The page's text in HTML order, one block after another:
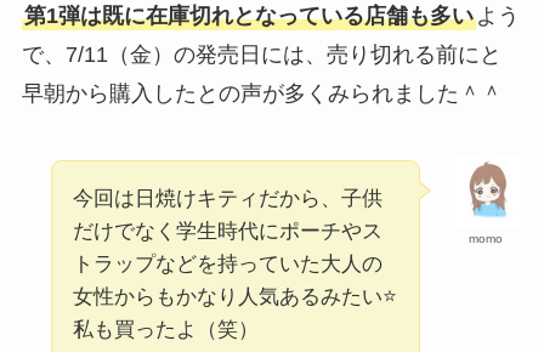
第1弾は既に在庫切れとなっている店舗も多いよう
で、7/11（金）の発売日には、売り切れる前にと
早朝から購入したとの声が多くみられました＾＾
momo
今回は日焼けキティだから、子供
だけでなく学生時代にポーチやス
トラップなどを持っていた大人の
女性からもかなり人気あるみたい⭐️
私も買ったよ（笑）